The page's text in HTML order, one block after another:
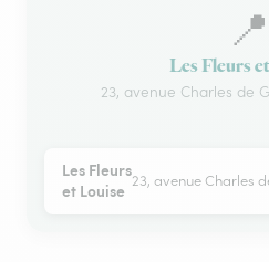
📍
Les Fleurs
23, avenue Charles de
Les Fleurs
et Louise 23, avenue Charles